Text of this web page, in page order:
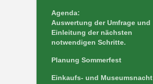
Agenda:
Auswertung der Umfrage und
Einleitung der nächsten
notwendigen Schritte.
Planung Sommerfest
Einkaufs- und Museumsnacht